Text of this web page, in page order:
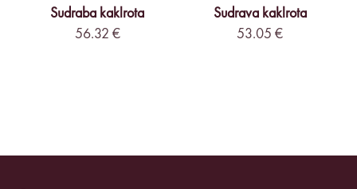
Sudraba kaklrota
56.32 €
Sudrava kaklrota
53.05 €